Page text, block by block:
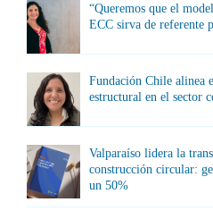
“Queremos que el
ECC sirva de referente
Fundación Chile alinea
estructural en el sector
Valparaíso lidera la
construcción circular:
un 50%